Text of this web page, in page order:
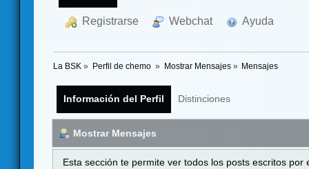
Registrarse Webchat Ayuda
La BSK » Perfil de chemo » Mostrar Mensajes» Mensajes
Información del Perfil Distinciones
Mostrar Mensajes
Esta sección te permite ver todos los posts escritos